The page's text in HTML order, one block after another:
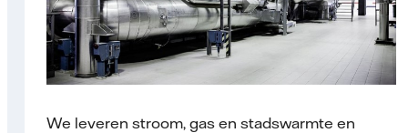
We leveren stroom, gas en stadswarmte en